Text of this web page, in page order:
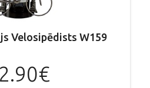
Velosipēdists W159